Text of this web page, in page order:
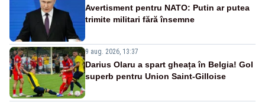
Avertisment pentru NATO: Putin ar putea
trimite militari fără însemne
9 aug. 2026, 13:37
Darius Olaru a spart gheața în Belgia! Gol
superb pentru Union Saint-Gilloise